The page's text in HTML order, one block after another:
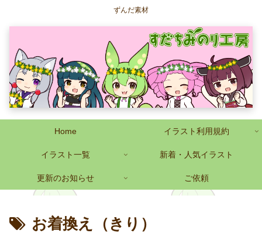
ずんだ素材
Home イラスト利用規約
イラスト一覧 新着・人気イラスト
更新のお知らせ ご依頼
お着換え（きり）